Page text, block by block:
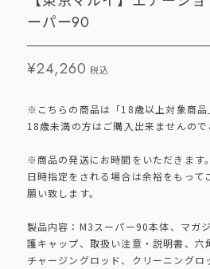
ーパー90
¥24,260 税込
※こちらの商品は「18歳以上対象商品
18歳未満の方はご購入出来ませんので
※商品の発送にお時間をいただきます。
日時指定をされる場合は余裕をもって
願い致します。
製品内容：M3スーパー90本体、マガ
護キャップ、取扱い注意・説明書、六
チャージングロッド、クリーニング